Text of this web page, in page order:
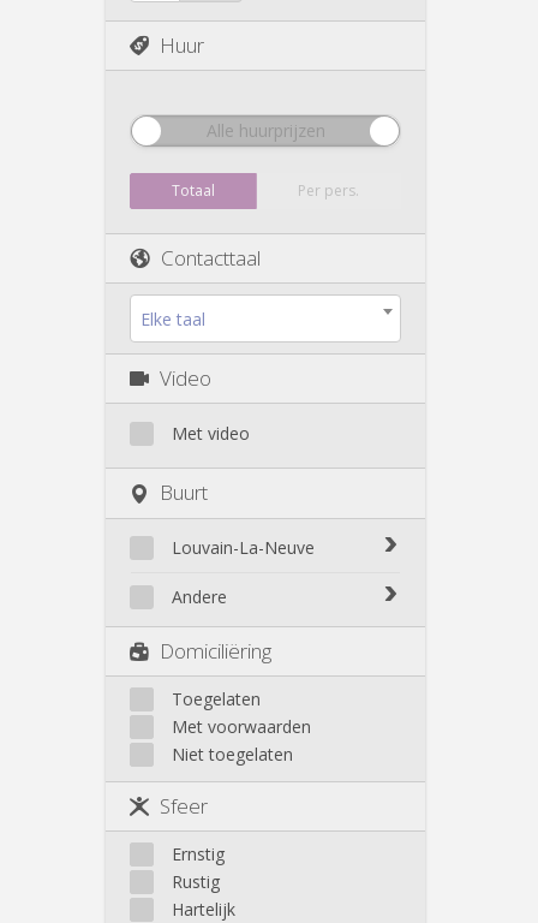
Huur
Alle huurprijzen
Totaal Per pers.
Contacttaal
Elke taal
Video
Met video
Buurt
Louvain-La-Neuve
Biéreau
Centre
L'Hocaille
La Baraque
Lauzelle
Les Bruyères
Andere
Genappe
Mont-Saint-Guibert
Nivelles
Ottignies
Rixensart
Walhain
Wavre
Buiten Louvain-La-Neuve
Domiciliëring
Toegelaten
Met voorwaarden
Niet toegelaten
Sfeer
Ernstig
Rustig
Hartelijk